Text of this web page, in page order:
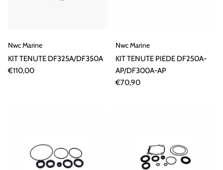
Nwc Marine
KIT TENUTE DF325A/DF350A
€110,00
Nwc Marine
KIT TENUTE PIEDE DF250A-
AP/DF300A-AP
€70,90